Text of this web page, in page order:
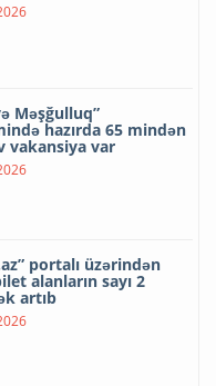
Məşğulluq”
hazırda 65 mindən
vakansiya var
portalı üzərindən
alanların sayı 2
artıb